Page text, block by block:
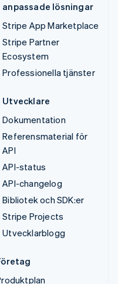
anpassade lösningar
Stripe App Marketplace
Stripe Partner
Ecosystem
Professionella tjänster
Utvecklare
Dokumentation
Referensmaterial för
API
API-status
API-changelog
Bibliotek och SDK:er
Stripe Projects
Utvecklarblogg